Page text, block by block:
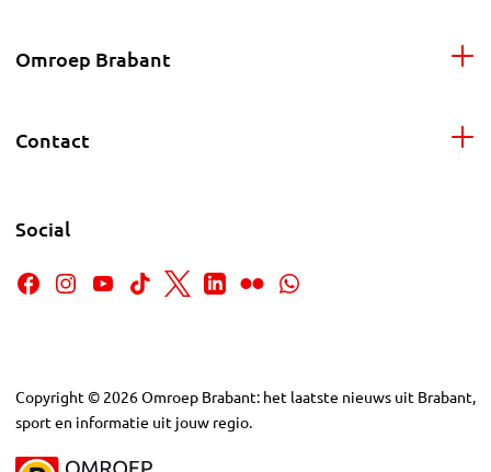
Omroep Brabant
Contact
Social
Copyright © 2026Omroep Brabant: het laatste nieuws uit Brabant,
sport en informatie uit jouw regio.